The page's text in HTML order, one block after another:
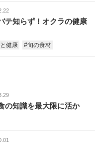
テ知らず！オクラの健康
健康 #旬の食材
の知識を最大限に活か